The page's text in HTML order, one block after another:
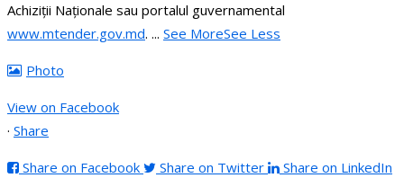
Achiziții Naționale sau portalul guvernamental
www.mtender.gov.md. ... See MoreSee Less
Photo
View on Facebook
· Share
Share on Facebook Share on Twitter
Share on LinkedIn